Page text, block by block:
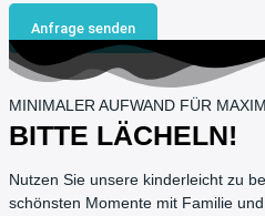
Anfrage senden
MINIMALER AUFWAND FÜR
BITTE LÄCHELN!
Nutzen Sie unsere kinderleicht zu
schönsten Momente mit Familie